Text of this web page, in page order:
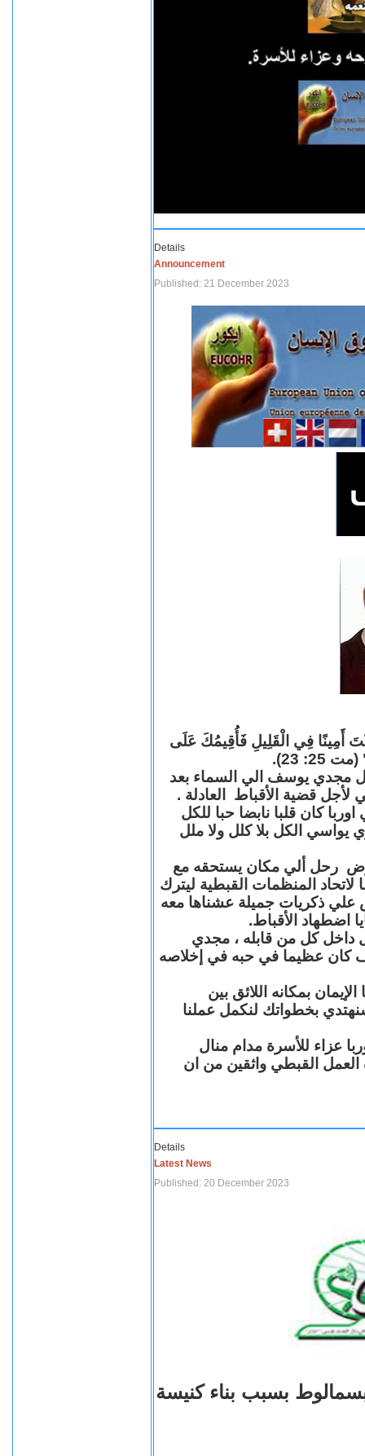
Details
Announcement
Published: 21 December 2023
أَمِينًا فِي الْقَلِيلِ فَأُقِيمُكَ عَلَى
23).
مجدي يوسف الي السماء بعد
قضية الأقباط العادلة .
كان قلبا نابضا حبا للكل
يواسي الكل بلا كلل ولا ملل
رحل ألي مكان يستحقه مع
المنظمات القبطية ليترك
علي ذكريات جميلة عشناها معه
اضطهاد الأقباط.
داخل كل من قابله ، مجدي
عظيما في حبه في إخلاصه
بمكانه اللائق بين
بخطواتك لنكمل عملنا
عزاء للأسرة مدام منال
العمل القبطي واثقين من ان
Details
Latest News
Published: 20 December 2023
بسبب بناء كنيسة